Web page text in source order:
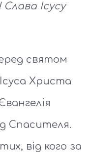
Ісусу
святом
Христа
Спасителя.
від кого за